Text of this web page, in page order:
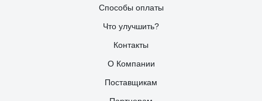
Способы оплаты
Что улучшить?
Контакты
О Компании
Поставщикам